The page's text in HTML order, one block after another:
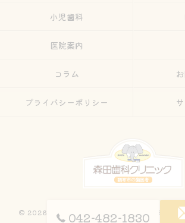
042-482-1830
小児歯科
医院案内
コラム
プライバシーポリシー
© 2026 東京都調布市の歯医者なら森田歯科クリ